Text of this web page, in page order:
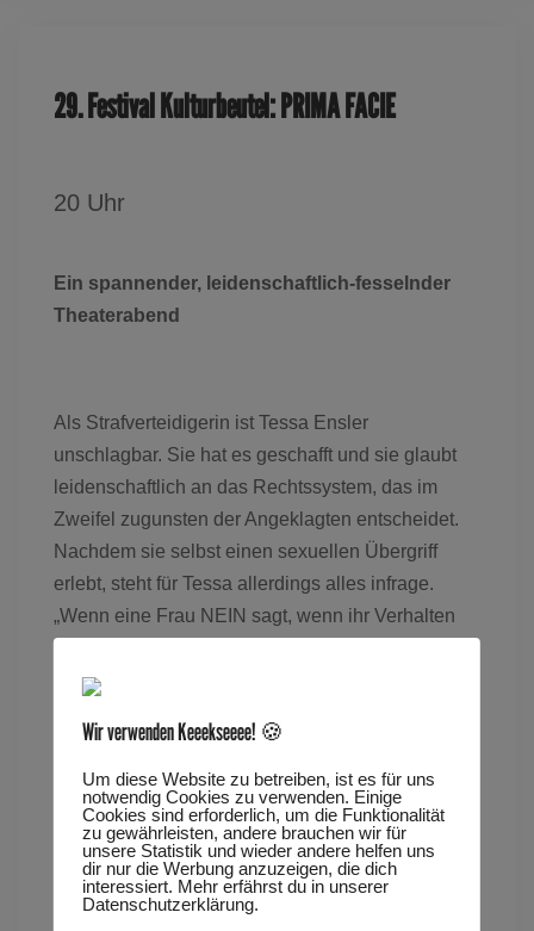
29. Festival Kulturbeutel: PRIMA FACIE
20 Uhr
Ein spannender, leidenschaftlich-fesselnder
Theaterabend
Als Strafverteidigerin ist Tessa Ensler
unschlagbar. Sie hat es geschafft und sie glaubt
leidenschaftlich an das Rechtssystem, das im
Zweifel zugunsten der Angeklagten entscheidet.
Nachdem sie selbst einen sexuellen Übergriff
erlebt, steht für Tessa allerdings alles infrage.
„Wenn eine Frau NEIN sagt, wenn ihr Verhalten
nichts Feinsinniges oder schwer zu verstehen …
nicht umgehen. Man darf nicht vergewaltigen. Und
danach so tun, als wäre es einvernehmlich
gewesen. Oder?“
www.mainzer-kammerspiele.de
Wir verwenden Keeekseeee! 🍪
Um diese Website zu betreiben, ist es für uns
notwendig Cookies zu verwenden. Einige
Cookies sind erforderlich, um die Funktionalität
zu gewährleisten, andere brauchen wir für
unsere Statistik und wieder andere helfen uns
dir nur die Werbung anzuzeigen, die dich
interessiert. Mehr erfährst du in unserer
Datenschutzerklärung.